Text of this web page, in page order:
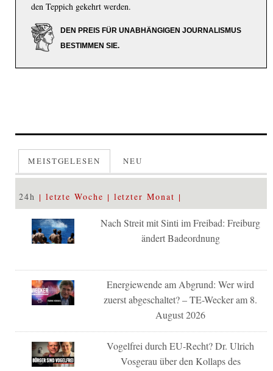
den Teppich gekehrt werden.
DEN PREIS FÜR UNABHÄNGIGEN JOURNALISMUS
BESTIMMEN SIE.
MEISTGELESEN NEU
24h letzte Woche letzter Monat
Nach Streit mit Sinti im Freibad: Freiburg
ändert Badeordnung
Energiewende am Abgrund: Wer wird
zuerst abgeschaltet? – TE-Wecker am 8.
August 2026
Vogelfrei durch EU-Recht? Dr. Ulrich
Vosgerau über den Kollaps des